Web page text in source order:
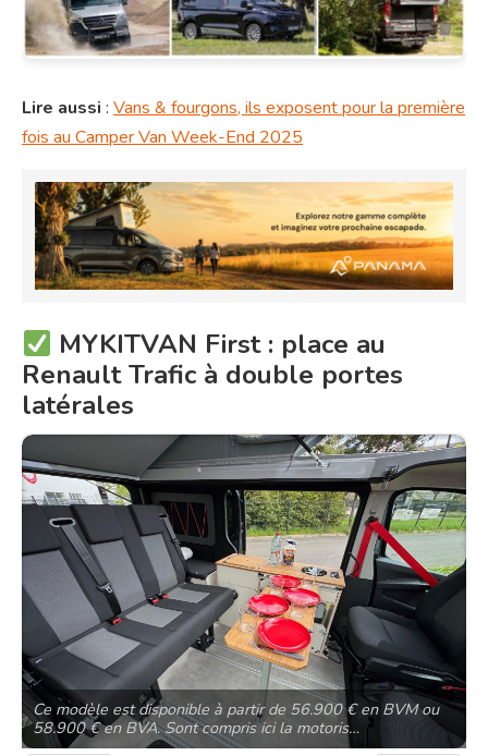
Lire aussi : Vans & fourgons, ils exposent pour la première
fois au Camper Van Week-End 2025
MYKITVAN First : place au
Renault Trafic à double portes
latérales
Ce modèle est disponible à partir de 56.900 € en BVM ou
58.900 € en BVA. Sont compris ici la motoris…